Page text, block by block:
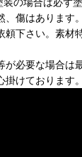
傷はあります。
頼下さい。素材
が必要な場合は
けております。